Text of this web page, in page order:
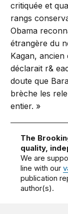
critiquée et
rangs
Obama
étrangère du
Kagan,
déclarait r&
doute que
brèche les
entier. »
The
quality,
We are
line with our
publication
author(s).